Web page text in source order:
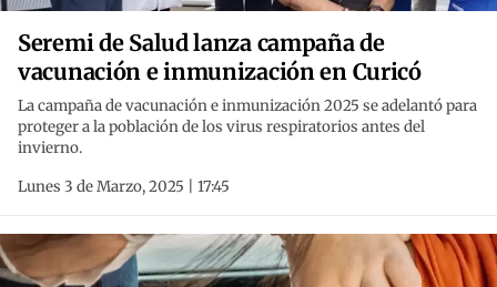
Seremi de Salud lanza campaña de
vacunación e inmunización en Curicó
La campaña de vacunación e inmunización 2025 se adelantó para
proteger a la población de los virus respiratorios antes del
invierno.
Lunes 3 de Marzo, 2025 | 17:45